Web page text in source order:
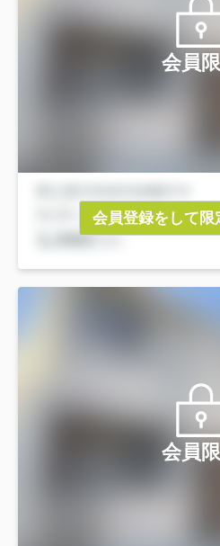
会員
会員登録をして限
会員